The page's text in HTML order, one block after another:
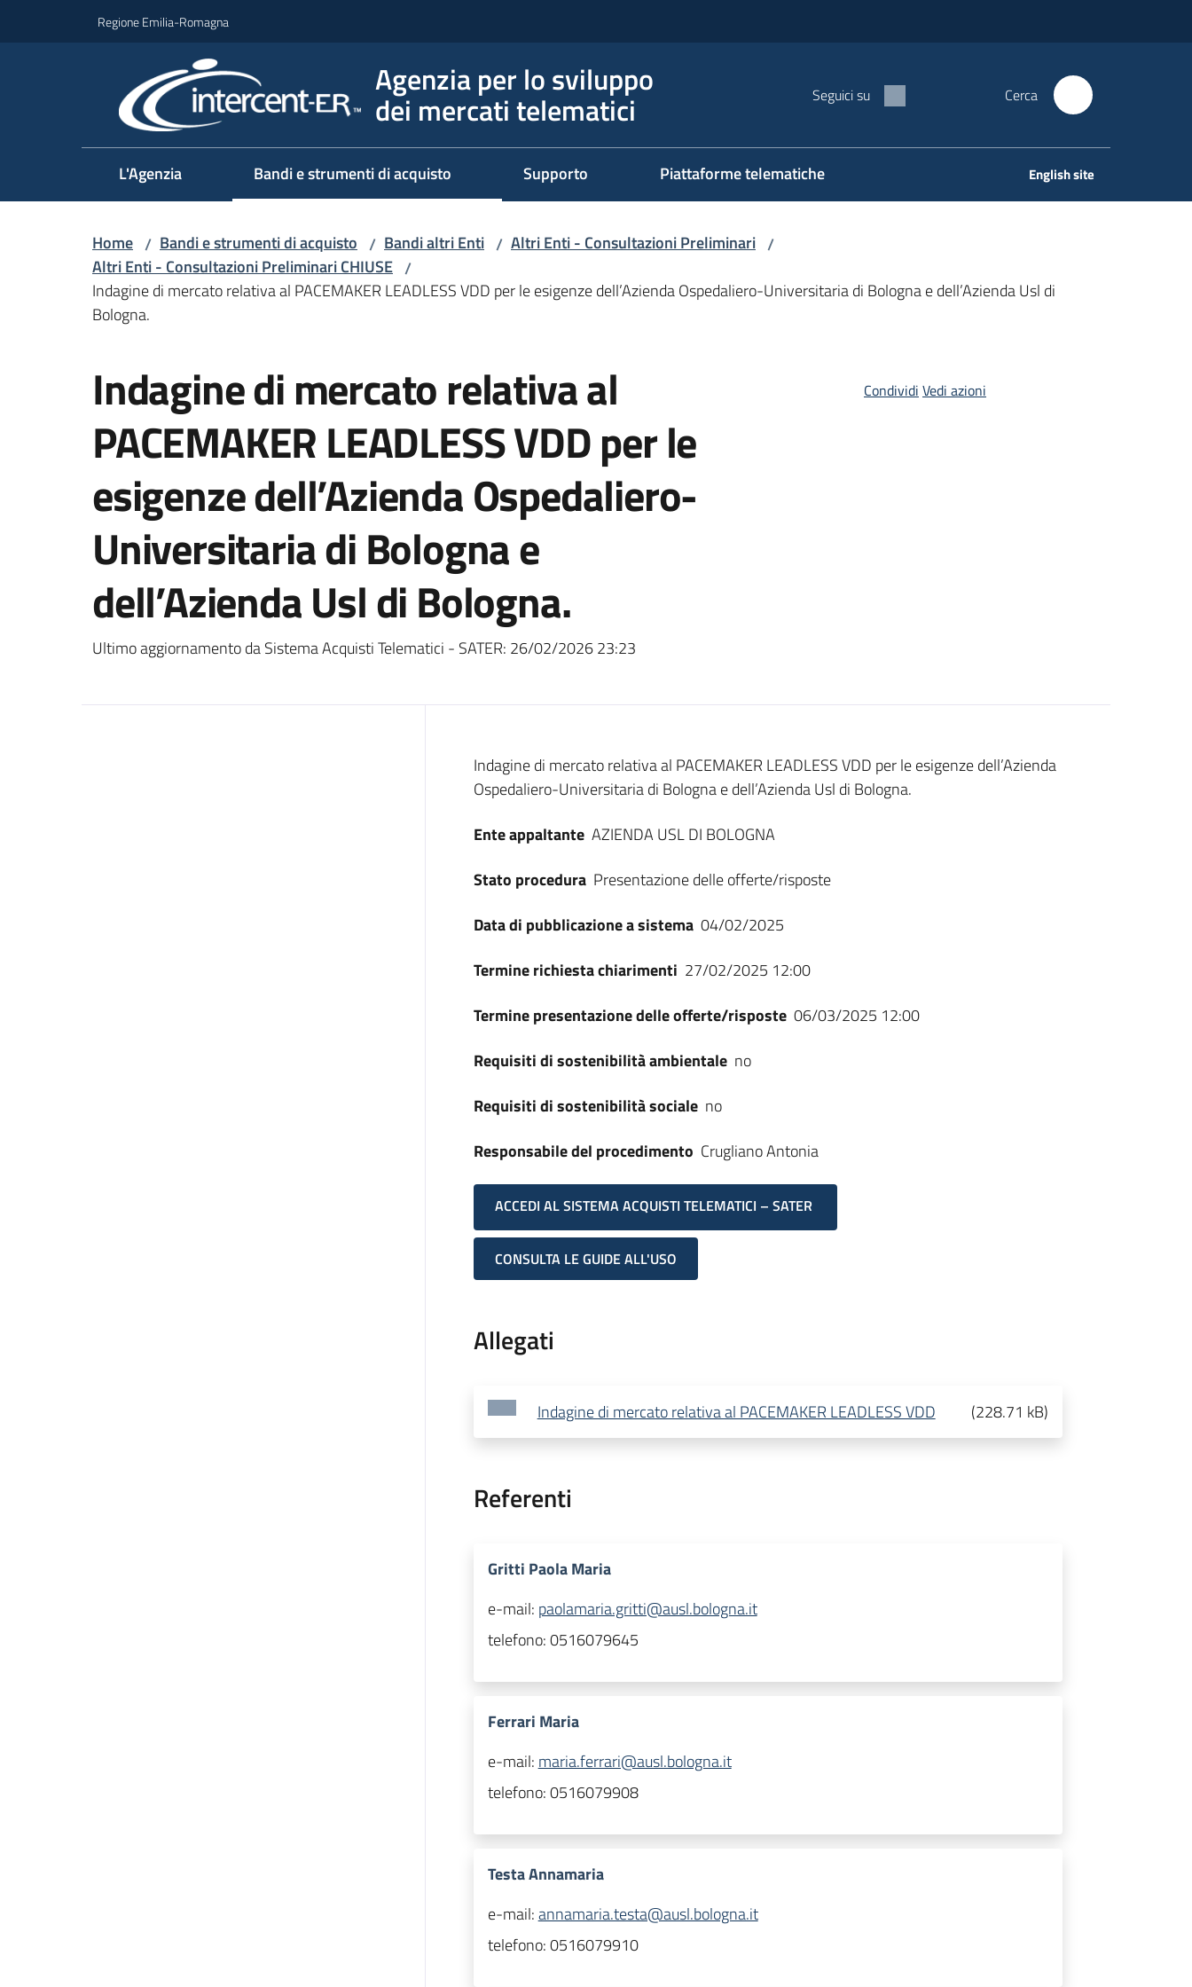
Regione Emilia-Romagna
Agenzia per lo sviluppo
dei mercati telematici Seguici su Cerca
L'Agenzia Bandi e strumenti di acquisto Supporto Piattaforme telematiche English site
Home / Bandi e strumenti di acquisto / Bandi altri Enti / Altri Enti - Consultazioni Preliminari /
Altri Enti - Consultazioni Preliminari CHIUSE /
Indagine di mercato relativa al PACEMAKER LEADLESS VDD per le esigenze dell’Azienda Ospedaliero-Universitaria di Bologna e dell’Azienda Usl di
Bologna.
Indagine di mercato relativa al
PACEMAKER LEADLESS VDD per le
esigenze dell’Azienda Ospedaliero-
Universitaria di Bologna e
dell’Azienda Usl di Bologna.
Ultimo aggiornamento da Sistema Acquisti Telematici - SATER: 26/02/2026 23:23
Condividi Vedi azioni
Dati del bando
Indagine di mercato relativa al PACEMAKER LEADLESS VDD per le esigenze dell’Azienda
Ospedaliero-Universitaria di Bologna e dell’Azienda Usl di Bologna.
Ente appaltante AZIENDA USL DI BOLOGNA
Stato procedura Presentazione delle offerte/risposte
Data di pubblicazione a sistema 04/02/2025
Termine richiesta chiarimenti 27/02/2025 12:00
Termine presentazione delle offerte/risposte 06/03/2025 12:00
Requisiti di sostenibilità ambientale no
Requisiti di sostenibilità sociale no
Responsabile del procedimento Crugliano Antonia
ACCEDI AL SISTEMA ACQUISTI TELEMATICI – SATER
CONSULTA LE GUIDE ALL'USO
Allegati
Indagine di mercato relativa al PACEMAKER LEADLESS VDD (228.71 kB)
Referenti
Gritti Paola Maria
e-mail: paolamaria.gritti@ausl.bologna.it
telefono:0516079645
Ferrari Maria
e-mail: maria.ferrari@ausl.bologna.it
telefono:0516079908
Testa Annamaria
e-mail:annamaria.testa@ausl.bologna.it
telefono:0516079910